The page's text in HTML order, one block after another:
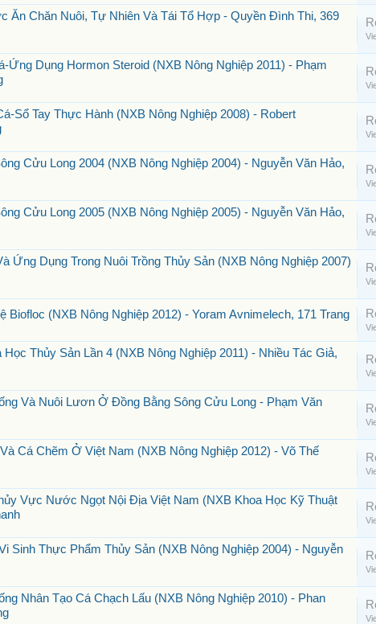
Ăn Chăn Nuôi, Tự Nhiên Và Tái Tổ Hợp - Quyền Đình Thi, 369
Ứng Dụng Hormon Steroid (NXB Nông Nghiệp 2011) - Phạm
Sổ Tay Thực Hành (NXB Nông Nghiệp 2008) - Robert
Cửu Long 2004 (NXB Nông Nghiệp 2004) - Nguyễn Văn Hảo,
Cửu Long 2005 (NXB Nông Nghiệp 2005) - Nguyễn Văn Hảo,
Ứng Dụng Trong Nuôi Trồng Thủy Sản (NXB Nông Nghiệp 2007)
Biofloc (NXB Nông Nghiệp 2012) - Yoram Avnimelech, 171 Trang
Học Thủy Sản Lần 4 (NXB Nông Nghiệp 2011) - Nhiều Tác Giả,
Và Nuôi Lươn Ở Đồng Bằng Sông Cửu Long - Phạm Văn
Cá Chẽm Ở Việt Nam (NXB Nông Nghiệp 2012) - Võ Thế
Vực Nước Ngọt Nội Địa Việt Nam (NXB Khoa Học Kỹ Thuật
Sinh Thực Phẩm Thủy Sản (NXB Nông Nghiệp 2004) - Nguyễn
Nhân Tạo Cá Chạch Lấu (NXB Nông Nghiệp 2010) - Phan